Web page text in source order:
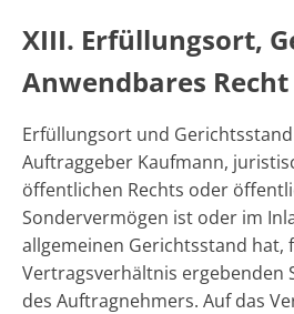
XIII. Erfüllungsort,
Anwendbares Recht
Erfüllungsort und
Auftraggeber Kaufmann,
öffentlichen Rechts oder
Sondervermögen ist oder im
allgemeinen Gerichtsstand hat,
Vertragsverhältnis ergebenden
des Auftragnehmers. Auf das